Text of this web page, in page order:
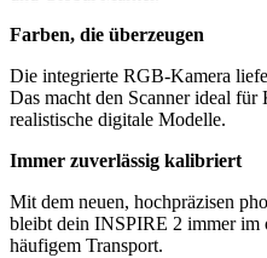
Farben, die überzeugen
Die integrierte RGB-Kamera
Das macht den Scanner ideal
realistische digitale Modelle.
Immer zuverlässig kalibriert
Mit dem neuen, hochpräzisen
bleibt dein INSPIRE 2 immer im
häufigem Transport.